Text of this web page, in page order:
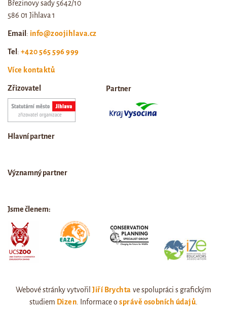
Březinovy sady 5642/10
586 01 Jihlava 1
Email: info@zoojihlava.cz
Tel: +420 565 596 999
Více kontaktů
Zřizovatel Partner
Hlavní partner
Významný partner
Jsme členem:
Webové stránky vytvořilJiří Brychta ve spolupráci s grafickým
studiem Dizen . Informace osprávě osobních údajů